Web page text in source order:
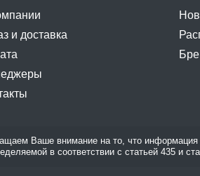
и доставка
Ваше внимание на то, что информация
в соответствии с статьей 435 и